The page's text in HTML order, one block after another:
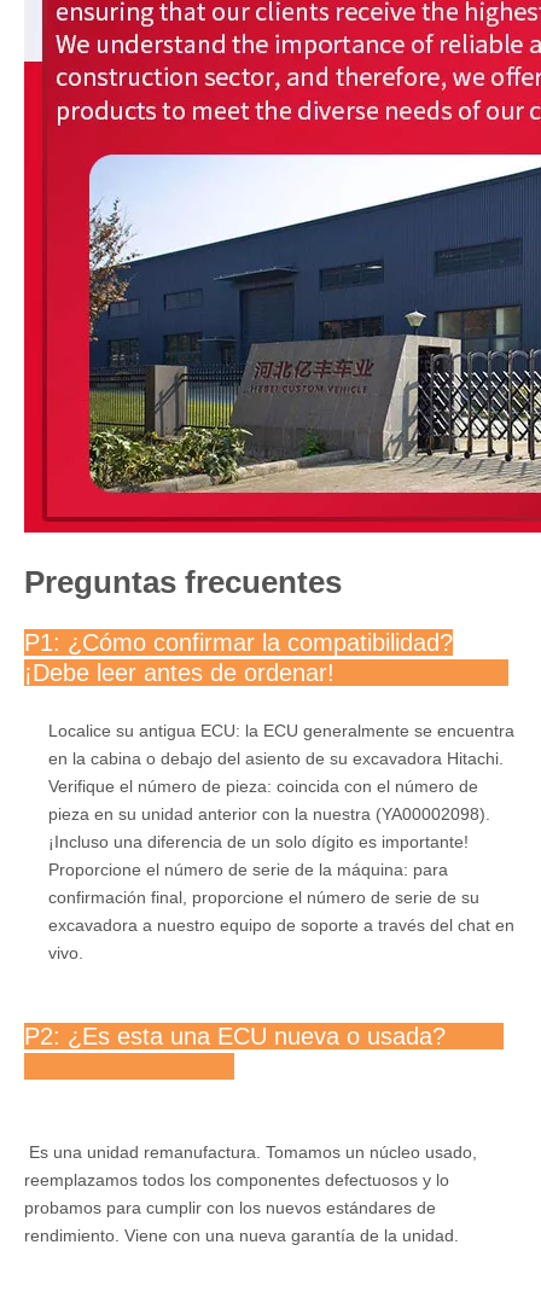
Preguntas frecuentes
P1: ¿Cómo confirmar la compatibilidad?
¡Debe leer antes de ordenar!
Localice su antigua ECU: la ECU generalmente se encuentra
en la cabina o debajo del asiento de su excavadora Hitachi.
Verifique el número de pieza: coincida con el número de
pieza en su unidad anterior con la nuestra (YA00002098).
¡Incluso una diferencia de un solo dígito es importante!
Proporcione el número de serie de la máquina: para
confirmación final, proporcione el número de serie de su
excavadora a nuestro equipo de soporte a través del chat en
vivo.
P2: ¿Es esta una ECU nueva o usada?
Es una unidad remanufactura. Tomamos un núcleo usado,
reemplazamos todos los componentes defectuosos y lo
probamos para cumplir con los nuevos estándares de
rendimiento. Viene con una nueva garantía de la unidad.